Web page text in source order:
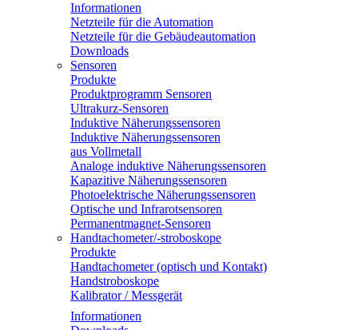
Informationen
Netzteile für die Automation
Netzteile für die Gebäudeautomation
Downloads
Sensoren
Produkte
Produktprogramm Sensoren
Ultrakurz-Sensoren
Induktive Näherungssensoren
Induktive Näherungssensoren
aus Vollmetall
Analoge induktive Näherungssensoren
Kapazitive Näherungssensoren
Photoelektrische Näherungssensoren
Optische und Infrarotsensoren
Permanentmagnet-Sensoren
Handtachometer/-stroboskope
Produkte
Handtachometer (optisch und Kontakt)
Handstroboskope
Kalibrator / Messgerät
Informationen